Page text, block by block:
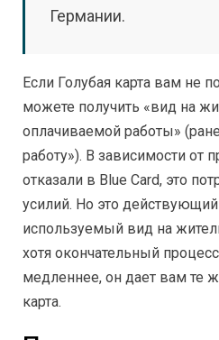
Германии.
Если Голубая карта вам не
можете получить «вид на
оплачиваемой работы»
работу»). В зависимости от
отказали в Blue Card, это
усилий. Но это
используемый вид на
хотя окончательный
медленнее, он дает вам те
карта.